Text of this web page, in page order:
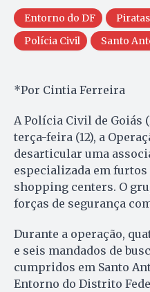
Entorno do DF
Polícia Civil
Santo
*Por Cintia Ferreira
A Polícia Civil de Goiás
terça-feira (12), a
desarticular uma
especializada em
shopping centers. O
forças de segurança
Durante a operação,
e seis mandados de
cumpridos em Santo
Entorno do Distrito